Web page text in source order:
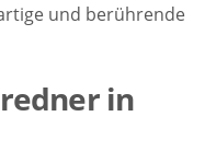
und berührende
in